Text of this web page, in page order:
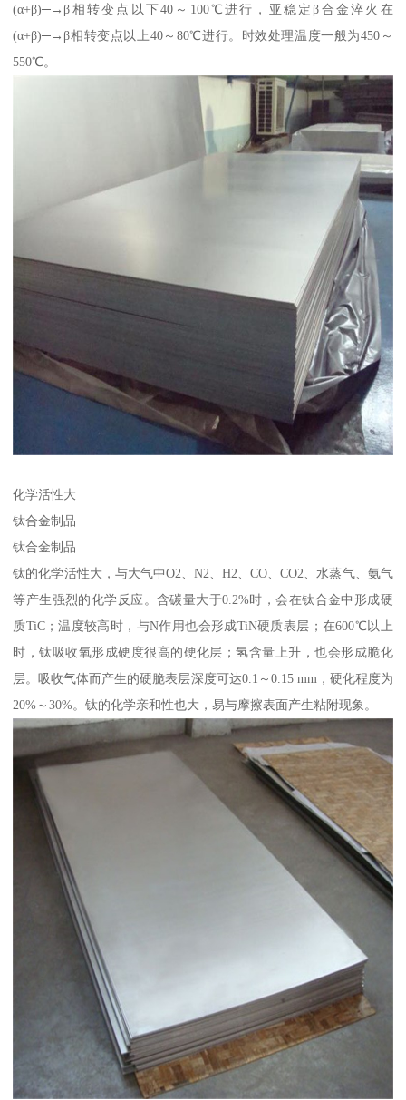
(α+β)─→β相转变点以下40～100℃进行，亚稳定β合金淬火在
(α+β)─→β相转变点以上40～80℃进行。时效处理温度一般为450～
550℃。
化学活性大
钛合金制品
钛合金制品
钛的化学活性大，与大气中O2、N2、H2、CO、CO2、水蒸气、氨气
等产生强烈的化学反应。含碳量大于0.2%时，会在钛合金中形成硬
质TiC；温度较高时，与N作用也会形成TiN硬质表层；在600℃以上
时，钛吸收氧形成硬度很高的硬化层；氢含量上升，也会形成脆化
层。吸收气体而产生的硬脆表层深度可达0.1～0.15 mm，硬化程度为
20%～30%。钛的化学亲和性也大，易与摩擦表面产生粘附现象。